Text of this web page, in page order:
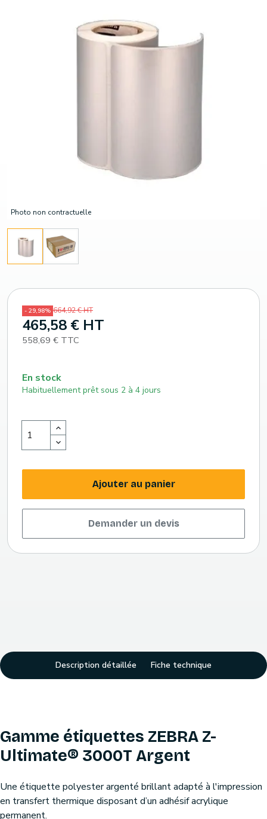
Photo non contractuelle
- 29,98% 664,92 € HT
465,58 € HT
558,69 € TTC
En stock
Habituellement prêt sous 2 à 4 jours
Ajouter au panier
Demander un devis
Description détaillée Fiche technique
Gamme étiquettes ZEBRA Z-
Ultimate® 3000T Argent
Une étiquette polyester argenté brillant adapté à l'impression
en transfert thermique disposant d’un adhésif acrylique
permanent.